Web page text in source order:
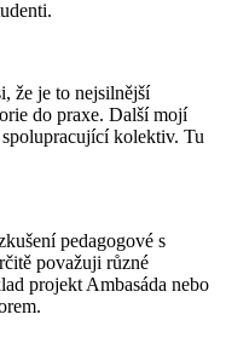
že je to nejsilnější
do praxe. Další mojí
kolektiv. Tu
pedagogové s
považuji různé
projekt Ambasáda nebo